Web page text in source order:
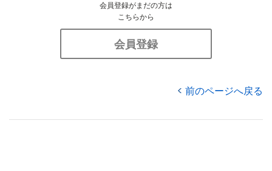
会員登録がまだの方は
こちらから
会員登録
前のページへ戻る